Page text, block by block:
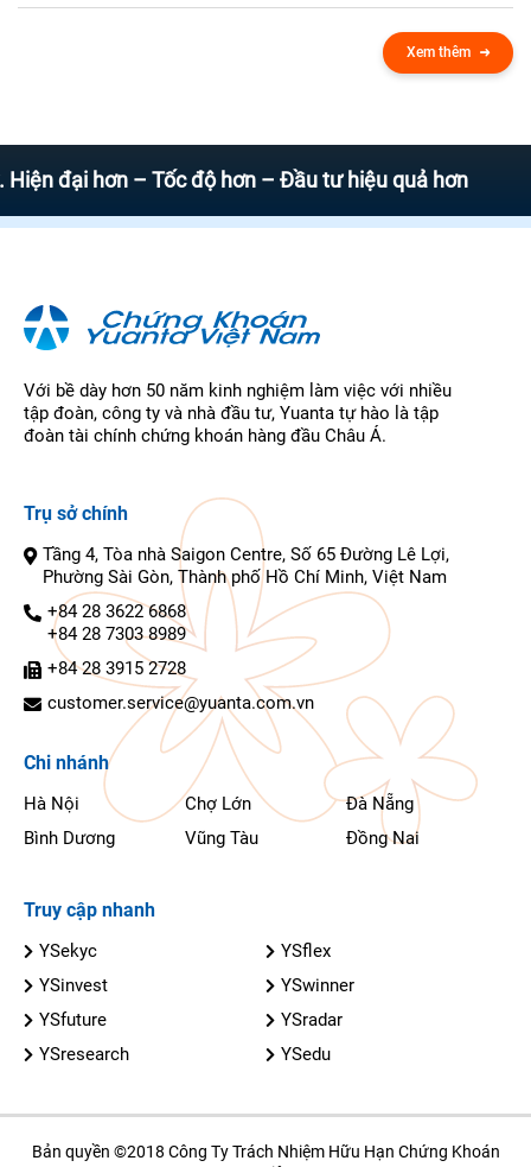
Xem thêm
hơn – Tốc độ hơn – Đầu tư hiệu quả hơn
Với bề dày hơn 50 năm kinh nghiệm làm việc với nhiều
tập đoàn, công ty và nhà đầu tư, Yuanta tự hào là tập
đoàn tài chính chứng khoán hàng đầu Châu Á.
Trụ sở chính
Tầng 4, Tòa nhà Saigon Centre, Số 65 Đường Lê Lợi,
Phường Sài Gòn, Thành phố Hồ Chí Minh, Việt Nam
+84 28 3622 6868
+84 28 7303 8989
+84 28 3915 2728
customer.service@yuanta.com.vn
Chi nhánh
Hà Nội Chợ Lớn
Đà Nẵng
Bình Dương
Vũng Tàu Đồng Nai
Truy cập nhanh
YSekyc
YSflex
YSinvest
YSwinner
YSfuture
YSradar
YSresearch
YSedu
Bản quyền ©2018 Công Ty Trách Nhiệm Hữu Hạn Chứng Khoán